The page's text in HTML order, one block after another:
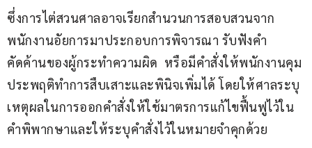
ซึ่งการไต่สวนศาลอาจเรียกสำนวนการสอบสวนจาก
พนักงานอัยการมาประกอบการพิจารณา รับฟังคำ
คัดค้านของผู้กระทำความผิด หรือมีคำสั่งให้พนักงานคุม
ประพฤติทำการสืบเสาะและพินิจเพิ่มได้ โดยให้ศาลระบุ
เหตุผลในการออกคำสั่งให้ใช้มาตรการแก้ไขฟื้นฟูไว้ใน
คำพิพากษาและให้ระบุคำสั่งไว้ในหมายจำคุกด้วย